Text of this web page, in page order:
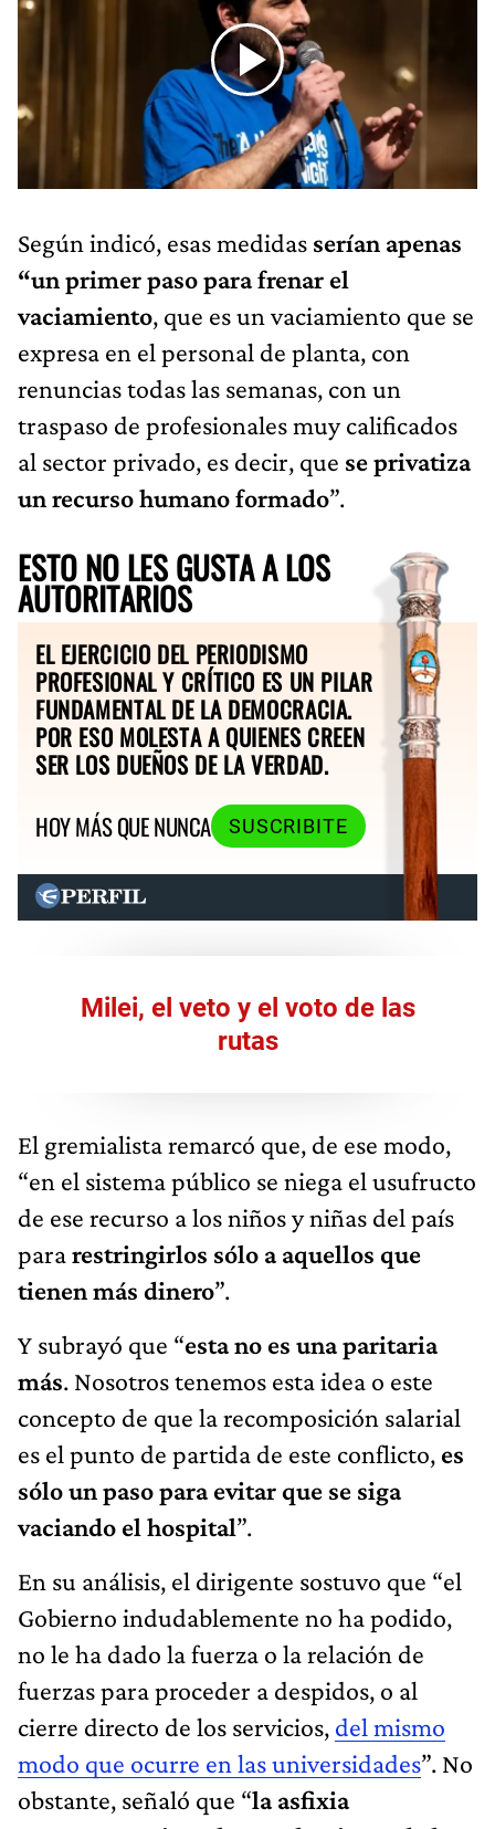
Según indicó, esas medidas serían apenas
“un primer paso para frenar el
vaciamiento, que es un vaciamiento que se
expresa en el personal de planta, con
renuncias todas las semanas, con un
traspaso de profesionales muy calificados
al sector privado, es decir, que se privatiza
un recurso humano formado”.
ESTO NO LES GUSTA A LOS
AUTORITARIOS
EL EJERCICIO DEL PERIODISMO
PROFESIONAL Y CRÍTICO ES UN PILAR
FUNDAMENTAL DE LA DEMOCRACIA.
POR ESO MOLESTA A QUIENES CREEN
SER LOS DUEÑOS DE LA VERDAD.
HOY MÁS QUE NUNCA
SUSCRIBITE
Milei, el veto y el voto de las
rutas
El gremialista remarcó que, de ese modo,
“en el sistema público se niega el usufructo
de ese recurso a los niños y niñas del país
pararestringirlos sólo a aquellos que
tienen más dinero”.
Y subrayó que “esta no es una paritaria
más. Nosotros tenemos esta idea o este
concepto de que la recomposición salarial
es el punto de partida de este conflicto, es
sólo un paso para evitar que se siga
vaciando el hospital”.
En su análisis, el dirigente sostuvo que “el
Gobierno indudablemente no ha podido,
no le ha dado la fuerza o la relación de
fuerzas para proceder a despidos, o al
cierre directo de los servicios, del mismo
modo que ocurre en las universidades”. No
obstante, señaló que “la asfixia